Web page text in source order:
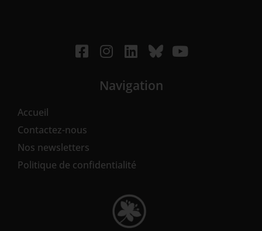
Navigation
Accueil
Contactez-nous
Nos newsletters
Politique de confidentialité